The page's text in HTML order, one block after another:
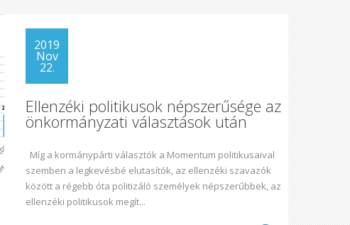
2019
Nov
22.
Ellenzéki politikusok népszerűsége az
önkormányzati választások után
Míg a kormánypárti választók a Momentum politikusaival
szemben a legkevésbé elutasítók, az ellenzéki szavazók
között a régebb óta politizáló személyek népszerűbbek, az
ellenzéki politikusok megít...